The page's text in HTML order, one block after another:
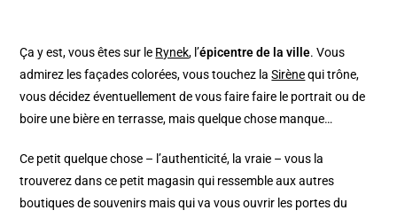
Ça y est, vous êtes sur le Rynek, l’épicentre de la ville. Vous
admirez les façades colorées, vous touchez laSirènequi trône,
vous décidez éventuellement de vous faire faire le portrait ou de
boire une bière en terrasse, mais quelque chose manque…
Ce petit quelque chose – l’authenticité, la vraie – vous la
trouverez dans ce petit magasin qui ressemble aux autres
boutiques de souvenirs mais qui va vous ouvrir les portes du